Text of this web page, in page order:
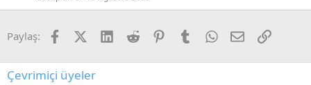
Paylaş: FacebookX (Twitter)
LinkedIn
Reddit PinterestTumblrWhatsApp
E-postaLink
Çevrimiçi üyeler